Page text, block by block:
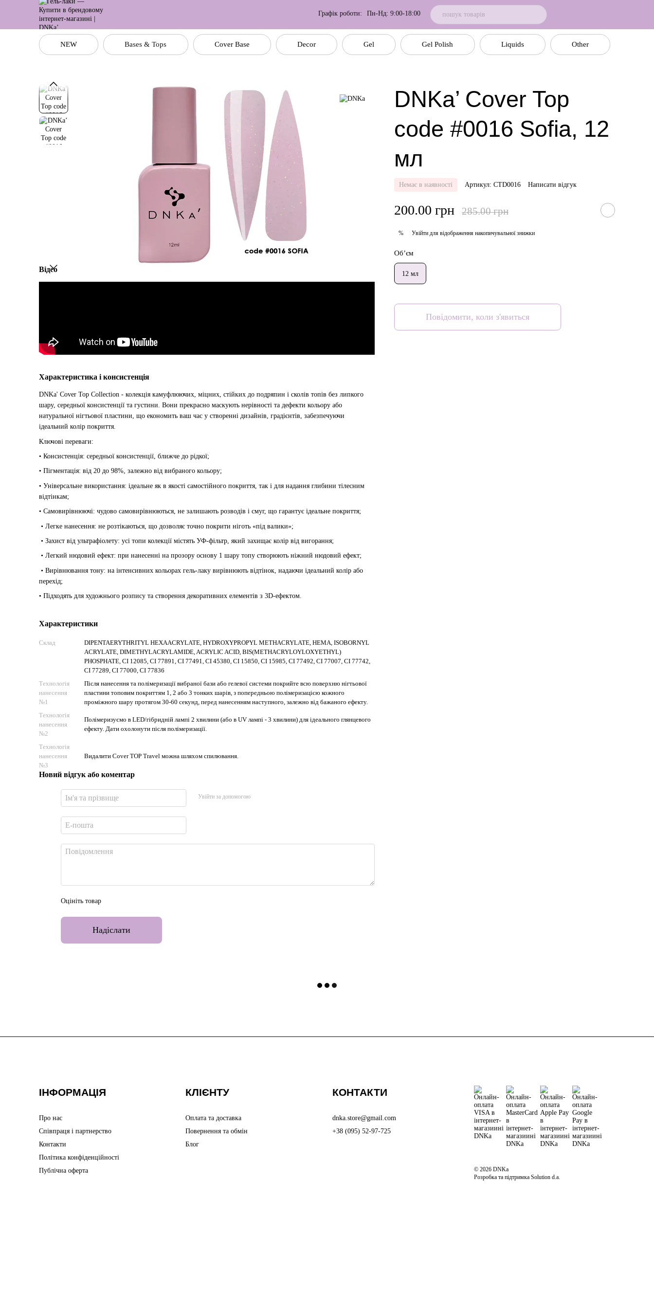
Перейти до основного контенту
Графік роботи:
Пн-Нд: 9:00-18:00
NEW Bases & Tops Cover Base Decor Gel Gel Polish Liquids Other
Відео
Характеристика і консистенція
DNKa' Cover Top Collection - колекція камуфлюючих, міцних, стійких до подряпин і сколів топів без липкого
шару, середньої консистенції та густини. Вони прекрасно маскують нерівності та дефекти кольору або
натуральної нігтьової пластини, що економить ваш час у створенні дизайнів, градієнтів, забезпечуючи
ідеальний колір покриття.
Ключові переваги:
• Консистенція: cередньої консистенції, ближче до рідкої;
• Пігментація: від 20 до 98%, залежно від вибраного кольору;
• Універсальне використання: ідеальне як в якості самостійного покриття, так і для надання глибини тілесним
відтінкам;
• Самовирівнюючі: чудово самовирівнюються, не залишають розводів і смуг, що гарантує ідеальне покриття;
• Легке нанесення: не розтікаються, що дозволяє точно покрити ніготь «під валики»;
• Захист від ультрафіолету: усі топи колекції містять УФ-фільтр, який захищає колір від вигорання;
• Легкий нюдовий ефект: при нанесенні на прозору основу 1 шару топу створюють ніжний нюдовий ефект;
• Вирівнювання тону: на інтенсивних кольорах гель-лаку вирівнюють відтінок, надаючи ідеальний колір або
перехід;
• Підходять для художнього розпису та створення декоративних елементів з 3D-ефектом.
Характеристики
Склад
DIPENTAERYTHRITYL HEXAACRYLATE, HYDROXYPROPYL METHACRYLATE, HEMA, ISOBORNYL
ACRYLATE, DIMETHYLACRYLAMIDE, ACRYLIC ACID, BIS(METHACRYLOYLOXYETHYL)
PHOSPHATE, CI 12085, CI 77891, CI 77491, CI 45380, CI 15850, CI 15985, CI 77492, CI 77007, CI 77742,
CI 77289, CI 77000, CI 77836
Технологія
нанесення
№1
Після нанесення та полімеризації вибраної бази або гелевої системи покрийте всю поверхню нігтьової
пластини топовим покриттям 1, 2 або 3 тонких шарів, з попередньою полімеризацією кожного
проміжного шару протягом 30-60 секунд, перед нанесенням наступного, залежно від бажаного ефекту.
Технологія
нанесення
№2
Полімеризуємо в LED/гібридній лампі 2 хвилини (або в UV лампі - 3 хвилини) для ідеального глянцевого
ефекту. Дати охолонути після полімеризації.
Технологія
нанесення
№3
Видалити Cover TOP Travel можна шляхом спилювання.
Новий відгук або коментар
Увійти за допомогою
Оцініть товар
Надіслати
DNKa’ Cover Top
code #0016 Sofia, 12
мл
Немає в наявності Артикул: CTD0016 Написати відгук
200.00 грн 285.00 грн
% Увійти для відображення накопичувальної знижки
Об’єм
12 мл
Повідомити, коли з'явиться
ІНФОРМАЦІЯ
Про нас
Співпраця і партнерство
Контакти
Політика конфіденційності
Публічна оферта
КЛІЄНТУ
Оплата та доставка
Повернення та обмін
Блог
КОНТАКТИ
dnka.store@gmail.com
+38 (095) 52-97-725
© 2026 DNKa
Розробка та підтримка Solution d.a.